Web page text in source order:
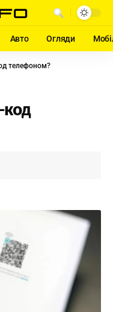
Авто Огляди
телефоном?
код